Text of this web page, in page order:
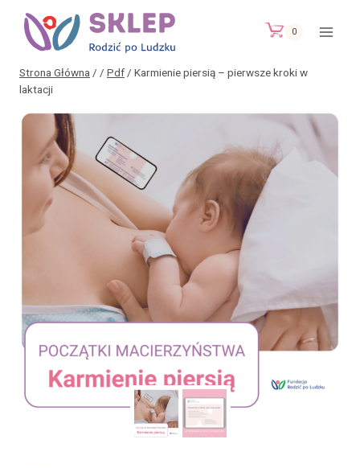
Przejdź
0
Strona Główna / / Pdf / Karmienie piersią – pierwsze kroki w
laktacji